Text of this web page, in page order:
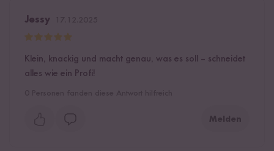
Jessy
Klein, knackig und macht genau, was es soll – schneidet
alles wie ein Profi!
Melden